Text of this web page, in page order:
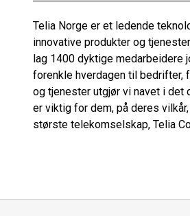
Telia Norge er et ledende
innovative produkter og
lag 1400 dyktige medarbeidere
forenkle hverdagen til bedrifter,
og tjenester utgjør vi navet i
er viktig for dem, på deres
største telekomselskap, Telia